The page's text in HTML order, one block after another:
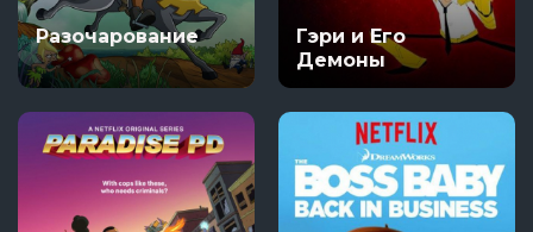
Разочарование
Гэри и Его
Демоны